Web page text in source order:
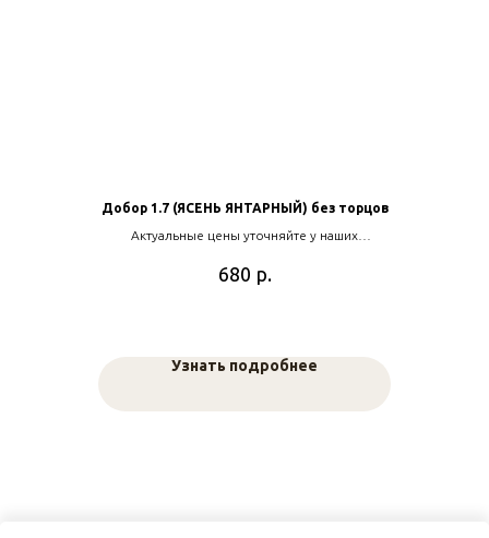
Добор 1.7 (ЯСЕНЬ ЯНТАРНЫЙ) без торцов
Актуальные цены уточняйте у наших
680 р.
Узнать подробнее